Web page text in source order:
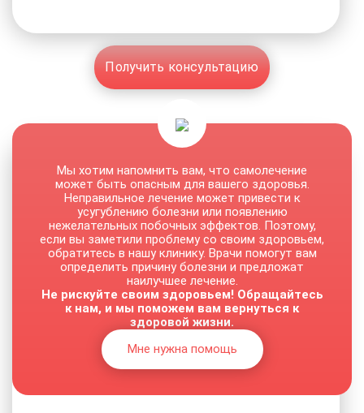
Получить консультацию
Мы хотим напомнить вам, что самолечение
может быть опасным для вашего здоровья.
Неправильное лечение может привести к
усугублению болезни или появлению
нежелательных побочных эффектов. Поэтому,
если вы заметили проблему со своим здоровьем,
обратитесь в нашу клинику. Врачи помогут вам
определить причину болезни и предложат
наилучшее лечение.
Не рискуйте своим здоровьем! Обращайтесь
к нам, и мы поможем вам вернуться к
здоровой жизни.
Мне нужна помощь